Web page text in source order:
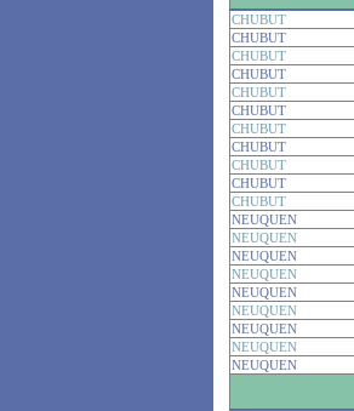
CHUBUT
CHUBUT
CHUBUT
CHUBUT
CHUBUT
CHUBUT
CHUBUT
CHUBUT
CHUBUT
CHUBUT
CHUBUT
NEUQUEN
NEUQUEN
NEUQUEN
NEUQUEN
NEUQUEN
NEUQUEN
NEUQUEN
NEUQUEN
NEUQUEN